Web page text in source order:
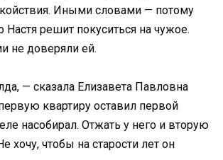
Иными словами — потому
Настя решит покуситься на чужое.
не доверяли ей.
— сказала Елизавета Павловна
квартиру оставил первой
насобирал. Отжать у него и вторую
хочу, чтобы на старости лет он